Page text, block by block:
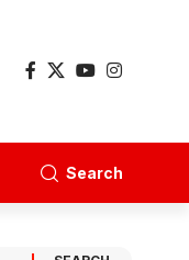
Search